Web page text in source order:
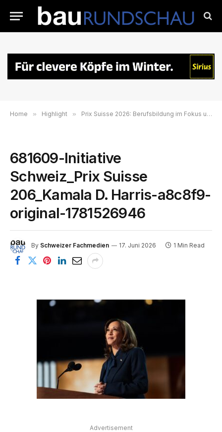
Home » Highlight » Prix Suisse 2026: Berufsbildung im Fokus und Kamala D. Harris als internationale Gastrednerin
681609-Initiative
Schweiz_Prix Suisse
206_Kamala D. Harris-a8c8f9-
original-1781526946
By Schweizer Fachmedien 17. Juni 2026 1 Min Read
Advertisement